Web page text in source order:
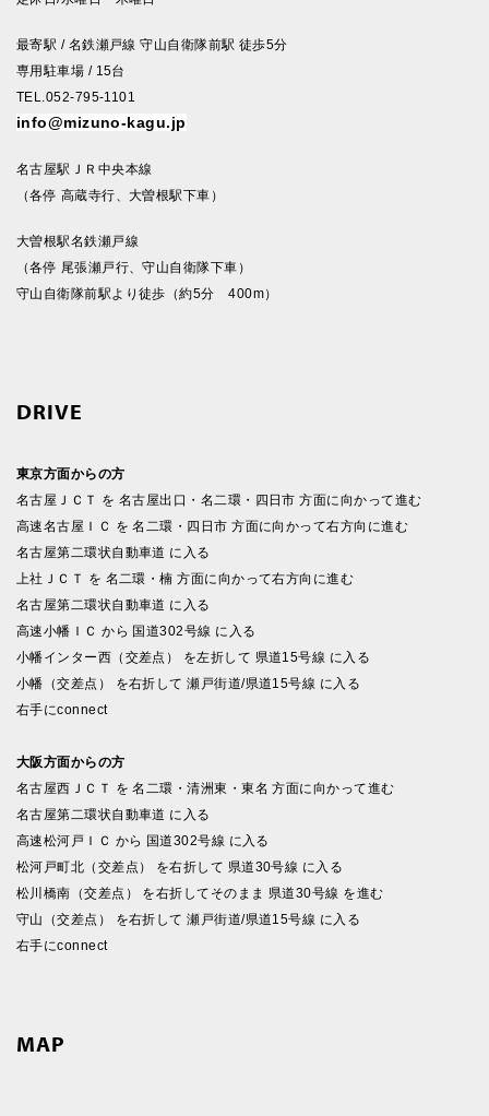
最寄駅 / 名鉄瀬戸線 守山自衛隊前駅 徒歩5分
専用駐車場 / 15台
TEL.052-795-1101
info@mizuno-kagu.jp
名古屋駅ＪＲ中央本線
（各停 高蔵寺行、大曽根駅下車）
大曽根駅名鉄瀬戸線
（各停 尾張瀬戸行、守山自衛隊下車）
守山自衛隊前駅より徒歩（約5分 400m）
DRIVE
東京方面からの方
名古屋ＪＣＴ を 名古屋出口・名二環・四日市 方面に向かって進む
高速名古屋ＩＣ を 名二環・四日市 方面に向かって右方向に進む
名古屋第二環状自動車道 に入る
上社ＪＣＴ を 名二環・楠 方面に向かって右方向に進む
名古屋第二環状自動車道 に入る
高速小幡ＩＣ から 国道302号線 に入る
小幡インター西（交差点） を左折して 県道15号線 に入る
小幡（交差点） を右折して 瀬戸街道/県道15号線 に入る
右手にconnect
大阪方面からの方
名古屋西ＪＣＴ を 名二環・清洲東・東名 方面に向かって進む
名古屋第二環状自動車道 に入る
高速松河戸ＩＣ から 国道302号線 に入る
松河戸町北（交差点） を右折して 県道30号線 に入る
松川橋南（交差点） を右折してそのまま 県道30号線 を進む
守山（交差点） を右折して 瀬戸街道/県道15号線 に入る
右手にconnect
MAP